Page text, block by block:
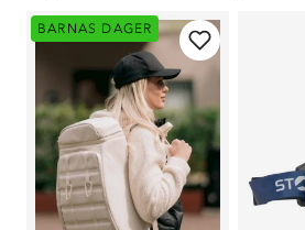
BARNAS DAGER